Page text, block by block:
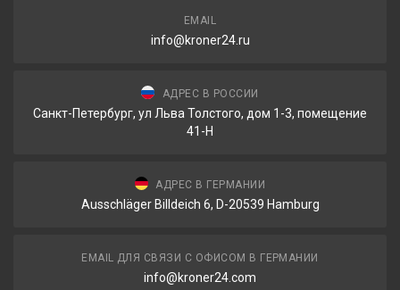
EMAIL
info@kroner24.ru
АДРЕС В РОССИИ
Санкт-Петербург, ул Льва Толстого, дом 1-3, помещение
41-Н
АДРЕС В ГЕРМАНИИ
Ausschläger Billdeich 6, D-20539 Hamburg
EMAIL ДЛЯ СВЯЗИ С ОФИСОМ В ГЕРМАНИИ
info@kroner24.com